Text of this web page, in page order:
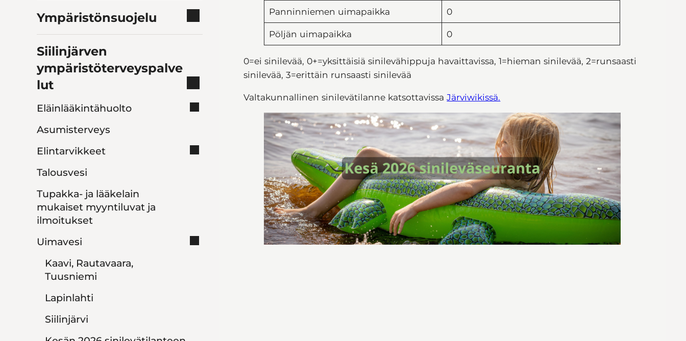
Ympäristönsuojelu
Siilinjärven
ympäristöterveyspalve
lut
Eläinlääkintähuolto
Asumisterveys
Elintarvikkeet
Talousvesi
Tupakka- ja lääkelain
mukaiset myyntiluvat ja
ilmoitukset
Uimavesi
Kaavi, Rautavaara,
Tuusniemi
Lapinlahti
Siilinjärvi
Panninniemen uimapaikka 0
Pöljän uimapaikka 0
0=ei sinilevää, 0+=yksittäisiä sinilevähippuja havaittavissa, 1=hieman sinilevää, 2=runsaasti
sinilevää, 3=erittäin runsaasti sinilevää
Valtakunnallinen sinilevätilanne katsottavissaJärviwikissä.